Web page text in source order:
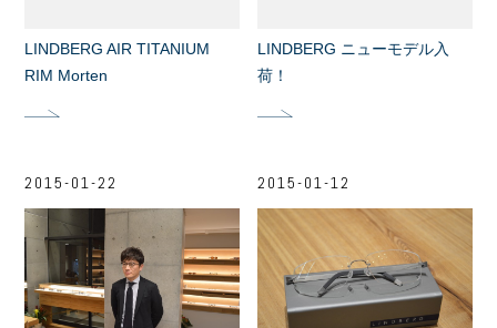
LINDBERG AIR TITANIUM
RIM Morten
LINDBERG ニューモデル入
荷！
2015-01-22 2015-01-12